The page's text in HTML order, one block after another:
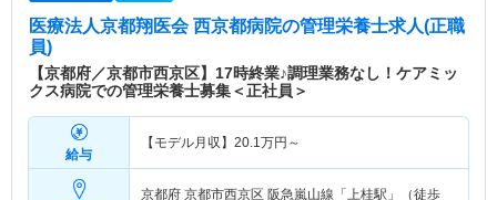
医療法人京都翔医会 西京都病院の管理栄養士求人(正職
員)
【京都府／京都市西京区】17時終業♪調理業務なし！ケアミッ
クス病院での管理栄養士募集＜正社員＞
給与
【モデル月収】 20.1万円～
京都府 京都市西京区 阪急嵐山線「上桂駅」（徒歩